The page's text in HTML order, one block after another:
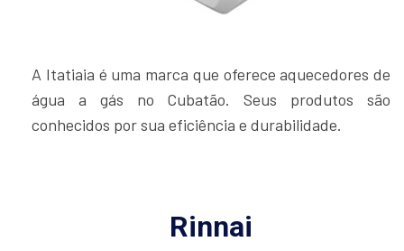
A Itatiaia é uma marca que oferece aquecedores de
água a gás no Cubatão. Seus produtos são
conhecidos por sua eficiência e durabilidade.
Rinnai